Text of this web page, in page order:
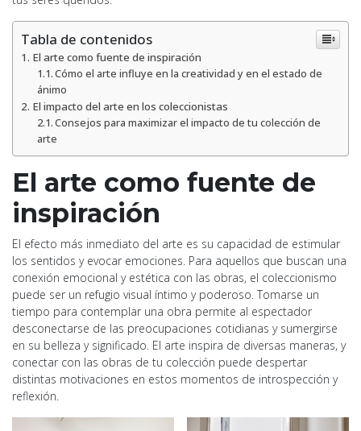
Tabla de contenidos
El arte como fuente de inspiración
Cómo el arte influye en la creatividad y en el estado de
ánimo
El impacto del arte en los coleccionistas
Consejos para maximizar el impacto de tu colección de
arte
El arte como fuente de
inspiración
El efecto más inmediato del arte es su capacidad de estimular
los sentidos y evocar emociones. Para aquellos que buscan una
conexión emocional y estética con las obras, el coleccionismo
puede ser un refugio visual íntimo y poderoso. Tomarse un
tiempo para contemplar una obra permite al espectador
desconectarse de las preocupaciones cotidianas y sumergirse
en su belleza y significado. El arte inspira de diversas maneras, y
conectar con las obras de tu colección puede despertar
distintas motivaciones en estos momentos de introspección y
reflexión.